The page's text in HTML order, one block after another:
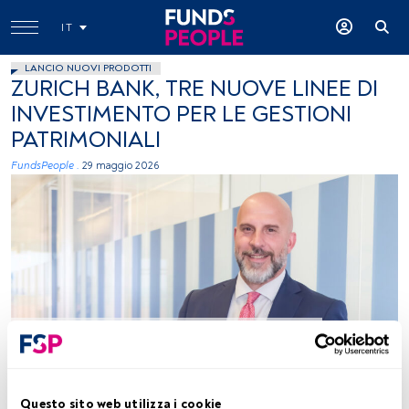
Questo sito web utilizza i cookie
IT
LANCIO NUOVI PRODOTTI
ZURICH BANK, TRE NUOVE LINEE DI
INVESTIMENTO PER LE GESTIONI
PATRIMONIALI
FundsPeople . 29 maggio 2026
Tempo di lettura:1 min.